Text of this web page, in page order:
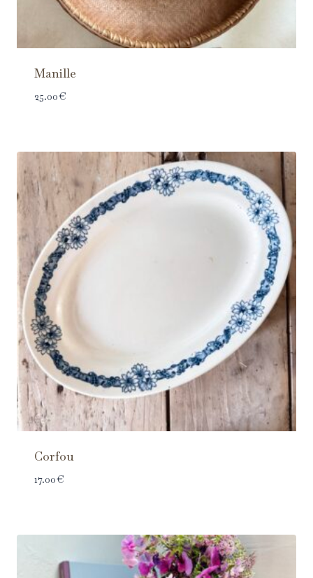
Manille
25.00€
Corfou
17.00€